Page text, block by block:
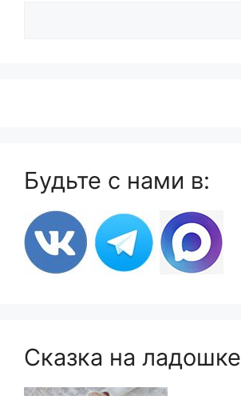
Будьте с нами в:
Сказка на ладошке